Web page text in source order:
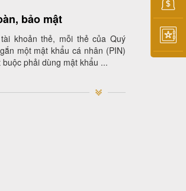
bảo mật
khoản thẻ, mỗi thẻ của Quý
một mật khẩu cá nhân (PIN)
phải dùng mật khẩu ...